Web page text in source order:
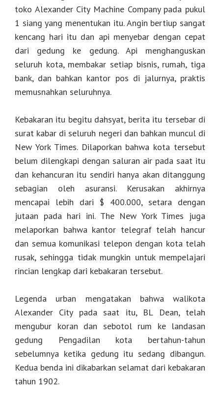
toko Alexander City Machine Company pada pukul
1 siang yang menentukan itu. Angin bertiup sangat
kencang hari itu dan api menyebar dengan cepat
dari gedung ke gedung. Api menghanguskan
seluruh kota, membakar setiap bisnis, rumah, tiga
bank, dan bahkan kantor pos di jalurnya, praktis
memusnahkan seluruhnya.
Kebakaran itu begitu dahsyat, berita itu tersebar di
surat kabar di seluruh negeri dan bahkan muncul di
New York Times. Dilaporkan bahwa kota tersebut
belum dilengkapi dengan saluran air pada saat itu
dan kehancuran itu sendiri hanya akan ditanggung
sebagian oleh asuransi. Kerusakan akhirnya
mencapai lebih dari $ 400.000, setara dengan
jutaan pada hari ini. The New York Times juga
melaporkan bahwa kantor telegraf telah hancur
dan semua komunikasi telepon dengan kota telah
rusak, sehingga tidak mungkin untuk mempelajari
rincian lengkap dari kebakaran tersebut.
Legenda urban mengatakan bahwa walikota
Alexander City pada saat itu, BL Dean, telah
mengubur koran dan sebotol rum ke landasan
gedung Pengadilan kota bertahun-tahun
sebelumnya ketika gedung itu sedang dibangun.
Kedua benda ini dikabarkan selamat dari kebakaran
tahun 1902.